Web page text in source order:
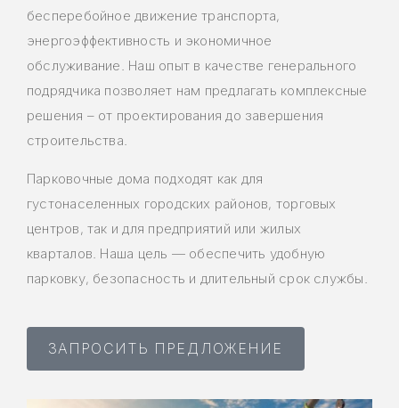
бесперебойное движение транспорта,
энергоэффективность и экономичное
обслуживание. Наш опыт в качестве генерального
подрядчика позволяет нам предлагать комплексные
решения – от проектирования до завершения
строительства.
Парковочные дома подходят как для
густонаселенных городских районов, торговых
центров, так и для предприятий или жилых
кварталов. Наша цель — обеспечить удобную
парковку, безопасность и длительный срок службы.
ЗАПРОСИТЬ ПРЕДЛОЖЕНИЕ